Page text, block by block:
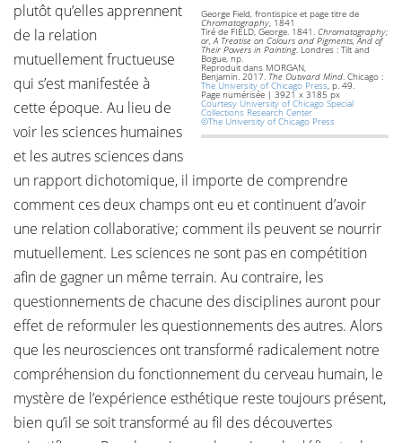
George Field, frontispice et page titre de
Chromatography, 1841
Tiré de FIELD, George. 1841. Chromatography;
or, A Treatise on Colours and Pigments, And of
Their Powers in Painting. Londres : Tilt and
Bogue, np.
Reproduit dans MORGAN,
Benjamin. 2017. The Outward Mind. Chicago :
The University of Chicago Press, p. 49.
Page numérisée | 3921 x 3185 px
Courtesy University of Chicago Special
Collections Research Center
©The University of Chicago Press
plutôt qu’elles apprennent
de la relation
mutuellement fructueuse
qui s’est manifestée à
cette époque. Au lieu de
voir les sciences humaines
et les autres sciences dans
un rapport dichotomique, il importe de comprendre
comment ces deux champs ont eu et continuent d’avoir
une relation collaborative; comment ils peuvent se nourrir
mutuellement. Les sciences ne sont pas en compétition
afin de gagner un même terrain. Au contraire, les
questionnements de chacune des disciplines auront pour
effet de reformuler les questionnements des autres. Alors
que les neurosciences ont transformé radicalement notre
compréhension du fonctionnement du cerveau humain, le
mystère de l’expérience esthétique reste toujours présent,
bien qu’il se soit transformé au fil des découvertes